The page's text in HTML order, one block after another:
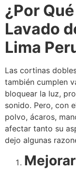
¿Por
Lavado
Lima
Las cortinas
también cumplen
bloquear la luz,
sonido. Pero, con
polvo, ácaros,
afectar tanto su
dejo algunas